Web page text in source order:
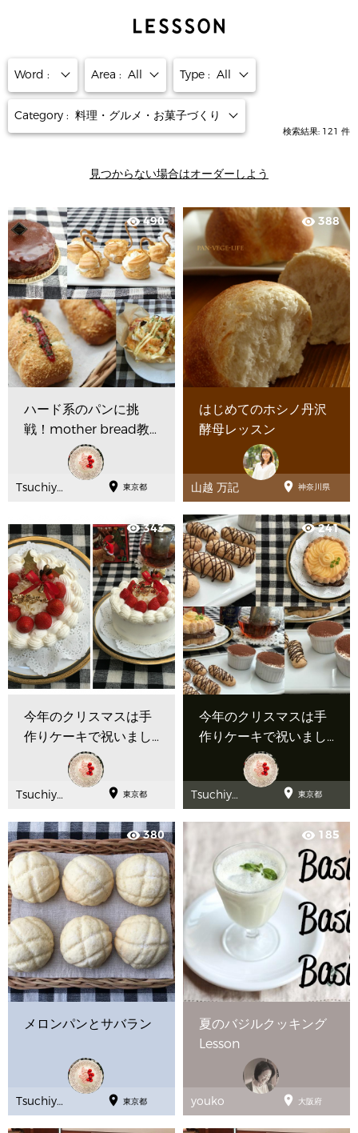
Word : Area : All Type : All
Category : 料理・グルメ・お菓子づくり
検索結果: 121 件
見つからない場合はオーダーしよう
visibility490
ハード系のパンに挑
戦！mother bread教
Tsuchiya
 東京都
visibility 388
はじめてのホシノ丹沢
酵母レッスン
山越 万記  神奈川県
visibility343
今年のクリスマスは手
作りケーキで祝いまし
Tsuchiya
 東京都
visibility241
今年のクリスマスは手
作りケーキで祝いまし
Tsuchiya
Youko
 東京都
visibility380
メロンパンとサバラン
Tsuchiya
Youko
 東京都
visibility 185
夏のバジルクッキング
Lesson
youko  大阪府